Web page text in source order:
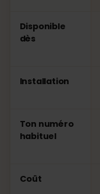
Disponible
dès
Installation
Ton numéro
habituel
Coût